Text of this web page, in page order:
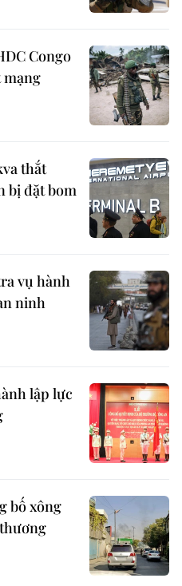
Congo
mạng
thắt
bị đặt bom
vụ hành
ninh
lập lực
bố xông